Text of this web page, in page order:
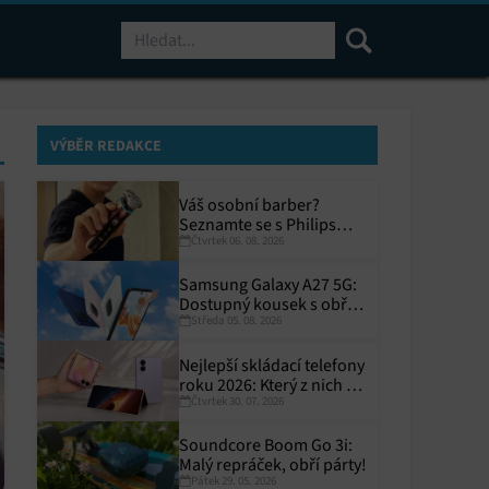
VÝBĚR REDAKCE
Váš osobní barber?
Seznamte se s Philips
i9000 Prestige Ultra
Čtvrtek 06. 08. 2026
Samsung Galaxy A27 5G:
Dostupný kousek s obřím
displejem
Středa 05. 08. 2026
Nejlepší skládací telefony
roku 2026: Který z nich si
zaslouží místo ve vaší
Čtvrtek 30. 07. 2026
Soundcore Boom Go 3i:
Malý repráček, obří párty!
Pátek 29. 05. 2026